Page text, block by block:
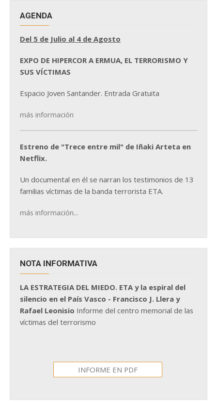
AGENDA
Del 5 de Julio al 4 de Agosto
EXPO DE HIPERCOR A ERMUA, EL TERRORISMO Y
SUS VÍCTIMAS
Espacio Joven Santander. Entrada Gratuita
más información
Estreno de "Trece entre mil" de Iñaki Arteta en
Netflix.
Un documental en él se narran los testimonios de 13
familias víctimas de la banda terrorista ETA.
más información...
NOTA INFORMATIVA
LA ESTRATEGIA DEL MIEDO. ETA y la espiral del
silencio en el País Vasco - Francisco J. Llera y
Rafael Leonisio Informe del centro memorial de las
víctimas del terrorismo
INFORME EN PDF